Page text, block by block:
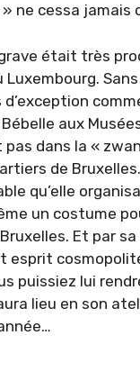
ne cessa jamais
était très
aux
dans la «
de
qu’elle
un costume
Et par
puissiez lui
lieu en son